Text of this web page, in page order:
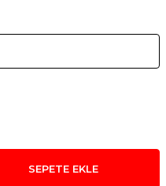
SEPETE EKLE